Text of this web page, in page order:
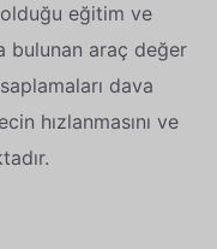
olduğu eğitim ve
bulunan araç değer
dava
hızlanmasını ve